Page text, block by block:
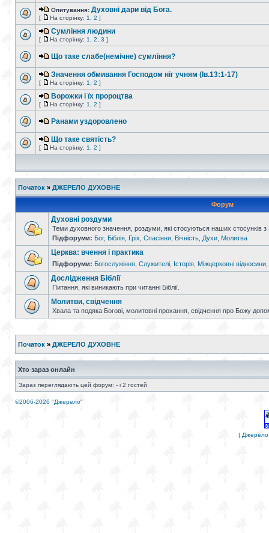
Опитування: Духовні дари від Бога.
[ На сторінку: 1 2 ]
Сумління людини
[ На сторінку: 1 2 3 ]
Що таке слабе(немічне) сумління?
Значення обмивання Господом ніг учням (Ів.13:1-17)
[ На сторінку: 1 2 ]
Ворожки і їх пророцтва
[ На сторінку: 1 2 ]
Ранами уздоровлено
Що таке святість?
[ На сторінку: 1 2 ]
Початок » ДЖЕРЕЛО ДУХОВНЕ
Форум
Духовні роздуми
Теми духовного значення, роздуми, які стосуються наших стосунків з
Підфоруми: Бог, Біблія Гріх Спасіння Вічність Духи Молитва
Церква: вчення і практика
Підфоруми: Богослужіння Служителі Історія Міжцерковні відносини
Дослідження Біблії
Питання, які виникають при читанні Біблії.
Молитви, свідчення
Хвала та подяка Богові, молитовні прохання, свідчення про Божу
Початок » ДЖЕРЕЛО ДУХОВНЕ
Хто зараз онлайн
Зараз переглядають цей форум: - і 2 гостей
©2006-2026 "Джерело"
| Джерело